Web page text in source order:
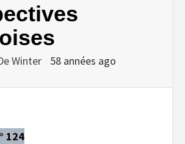
Winter 58 années ago
124